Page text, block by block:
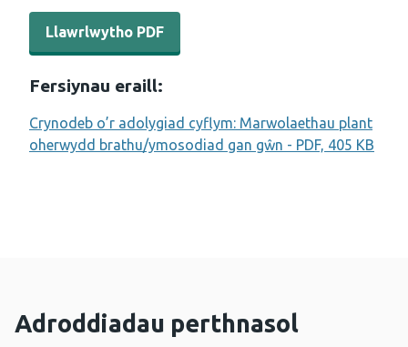
Llawrlwytho PDF - Adolygiad cyflym o farwolaethau
Llawrlwytho PDF
Fersiynau eraill:
Crynodeb o’r adolygiad cyflym: Marwolaethau plant
oherwydd brathu/ymosodiad gan gŵn - PDF, 405 KB
Adroddiadau perthnasol